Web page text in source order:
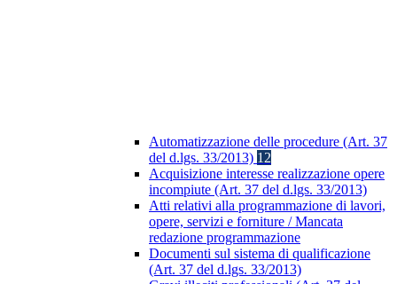
Automatizzazione delle procedure (Art. 37
del d.lgs. 33/2013) 12
Acquisizione interesse realizzazione opere
incompiute (Art. 37 del d.lgs. 33/2013)
Atti relativi alla programmazione di lavori,
opere, servizi e forniture / Mancata
redazione programmazione
Documenti sul sistema di qualificazione
(Art. 37 del d.lgs. 33/2013)